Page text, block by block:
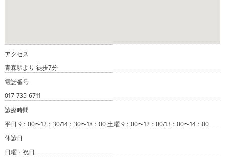
アクセス
青森駅より 徒歩7分
電話番号
017-735-6711
診療時間
平日 9：00〜12：30/14：30〜18：00 土曜 9：00〜12：00/13：00〜14：00
休診日
日曜・祝日